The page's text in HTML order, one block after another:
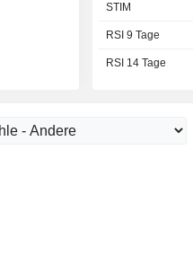
STIM
RSI 9 Tage
RSI 14 Tage